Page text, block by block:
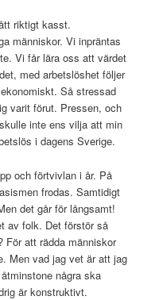
riktigt kasst.
människor. Vi inpräntas
Vi får lära oss att värdet
med arbetslöshet följer
Så stressad
varit förut. Pressen, och
inte ens vilja att min
i dagens Sverige.
och förtvivlan i år. På
frodas. Samtidigt
det går för långsamt!
av folk. Det förstör så
att rädda människor
Men vad jag vet är att jag
några ska
är konstruktivt.